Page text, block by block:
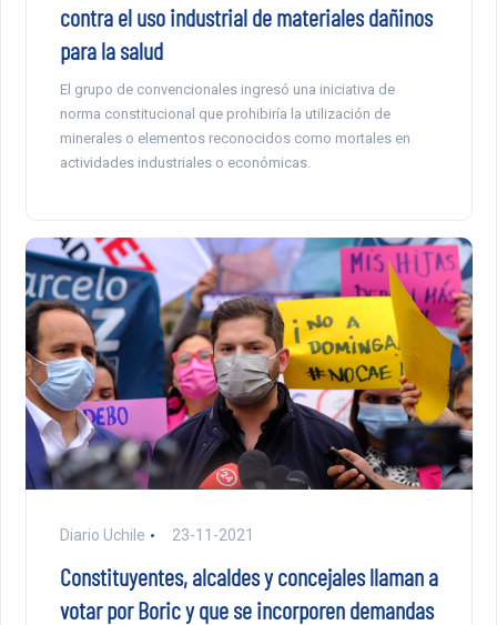
contra el uso industrial de materiales dañinos
para la salud
El grupo de convencionales ingresó una iniciativa de
norma constitucional que prohibiría la utilización de
minerales o elementos reconocidos como mortales en
actividades industriales o económicas.
Diario Uchile 23-11-2021
Constituyentes, alcaldes y concejales llaman a
votar por Boric y que se incorporen demandas